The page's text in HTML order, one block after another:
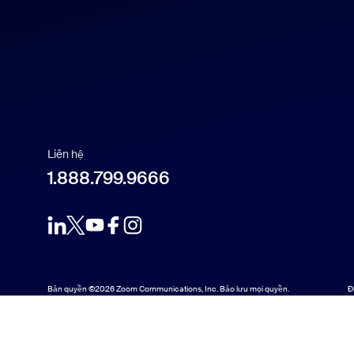
日本語
Polski
Liên hệ
1.888.799.9666
Bản quyền ©2026 Zoom Communications, Inc. Bảo lưu mọi quyền.